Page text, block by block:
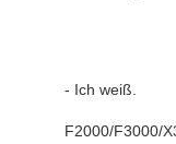
- Ich weiß.
F2000/F3000/